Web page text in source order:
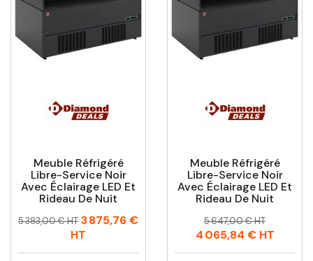
Meuble Réfrigéré
Libre-Service Noir
Avec Éclairage LED Et
Rideau De Nuit
Prix
Prix
5 383,00 € HT 3 875,76 €
HT
Meuble Réfrigéré
Libre-Service Noir
Avec Éclairage LED Et
Rideau De Nuit
Prix
Prix
habituel
5 647,00 € HT
4 065,84 €HT